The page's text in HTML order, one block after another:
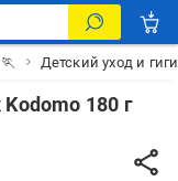
Детский уход и
180 г